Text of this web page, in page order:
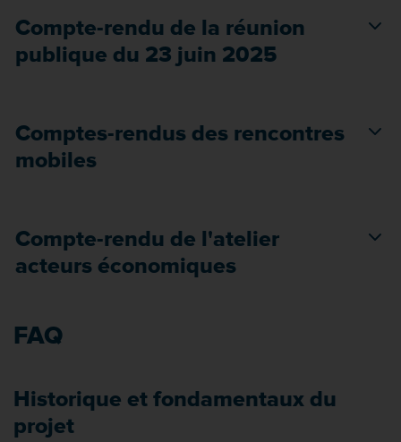
Compte-rendu de la réunion
publique du 23 juin 2025
Comptes-rendus des rencontres
mobiles
Compte-rendu de l'atelier
acteurs économiques
FAQ
Historique et fondamentaux du
projet